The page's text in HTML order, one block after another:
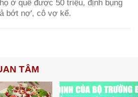
ở quê được 50 triệu, định bụng
bớt nợ', cô vợ kể.
TÂM